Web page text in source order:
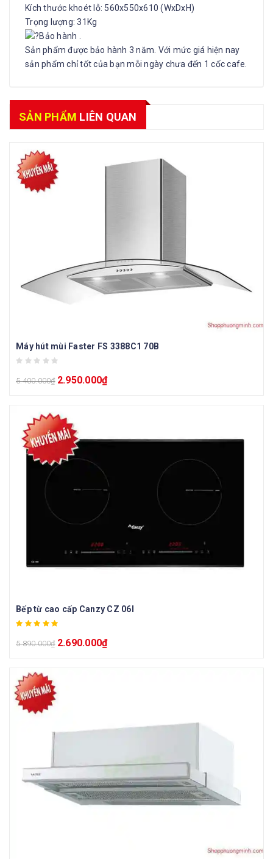
Kích thước khoét lỗ: 560x550x610 (WxDxH)
Trọng lượng: 31Kg
Bảo hành .
Sản phẩm được bảo hành 3 năm. Với mức giá hiện nay
sản phẩm chỉ tốt của bạn mỗi ngày chưa đến 1 cốc cafe.
SẢN PHẨM LIÊN QUAN
Máy hút mùi Faster FS 3388C1 70B
5.400.000₫ 2.950.000₫
Bếp từ cao cấp Canzy CZ 06I
5.890.000₫ 2.690.000₫